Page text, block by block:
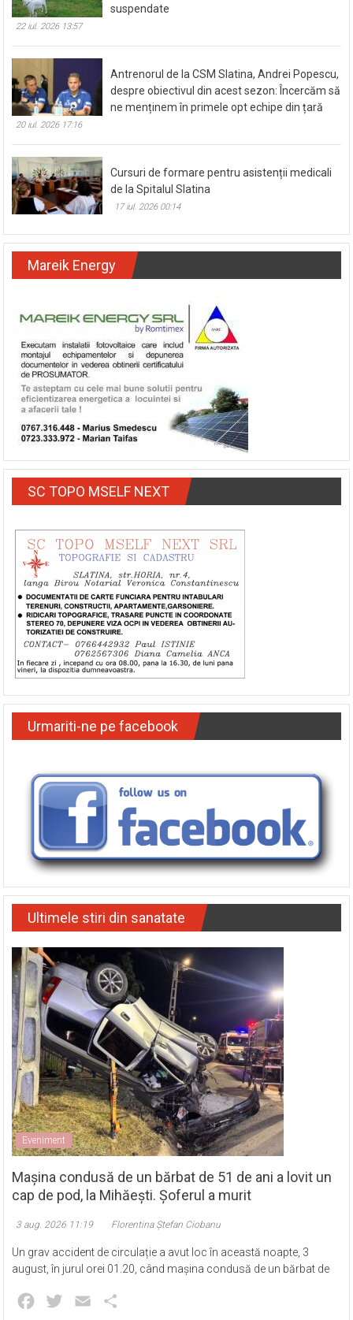
suspendate
22 iul. 2026 13:57
Antrenorul de la CSM Slatina, Andrei Popescu,
despre obiectivul din acest sezon: Încercăm să
ne menținem în primele opt echipe din țară
20 iul. 2026 17:16
Cursuri de formare pentru asistenții medicali
de la Spitalul Slatina
17 iul. 2026 00:14
Mareik Energy
SC TOPO MSELF NEXT
Urmariti-ne pe facebook
Ultimele stiri din sanatate
Eveniment
Mașina condusă de un bărbat de 51 de ani a lovit un
cap de pod, la Mihăești. Șoferul a murit
3 aug. 2026 11:19 Florentina Ștefan Ciobanu
Un grav accident de circulație a avut loc în această noapte, 3
august, în jurul orei 01.20, când mașina condusă de un bărbat de
Facebook
Twitter Email